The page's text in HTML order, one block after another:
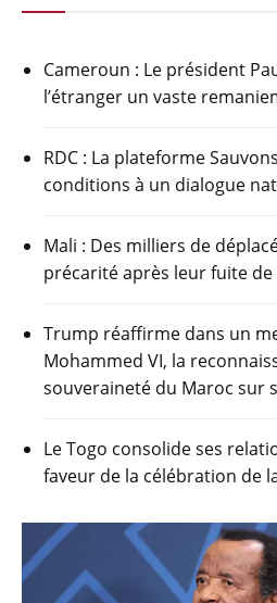
Cameroun : Le président
l’étranger un vaste
RDC : La plateforme
conditions à un dialogue
Mali : Des milliers de
précarité après leur fuite
Trump réaffirme dans un
Mohammed VI, la
souveraineté du Maroc sur
Le Togo consolide ses
faveur de la célébration de